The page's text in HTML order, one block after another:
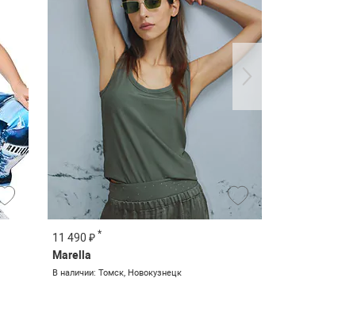
11 490 ₽ *
Marella
В наличии: Томск, Новокузнецк